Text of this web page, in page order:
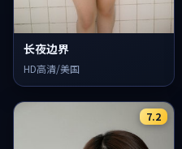
长夜边界
HD高清/美国
7.2